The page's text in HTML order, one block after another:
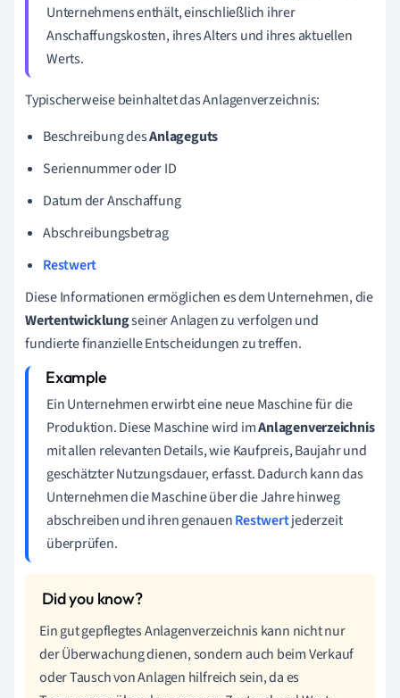
Unternehmens enthält, einschließlich ihrer
Anschaffungskosten, ihres Alters und ihres aktuellen
Werts.
Typischerweise beinhaltet das Anlagenverzeichnis:
Beschreibung desAnlageguts
Seriennummer oder ID
Datum der Anschaffung
Abschreibungsbetrag
Restwert
Diese Informationen ermöglichen es dem Unternehmen, die
Wertentwicklungseiner Anlagen zu verfolgen und
fundierte finanzielle Entscheidungen zu treffen.
Ein Unternehmen erwirbt eine neue Maschine für die
Produktion. Diese Maschine wird imAnlagenverzeichnis
mit allen relevanten Details, wie Kaufpreis, Baujahr und
geschätzter Nutzungsdauer, erfasst. Dadurch kann das
Unternehmen die Maschine über die Jahre hinweg
abschreiben und ihren genauenRestwertjederzeit
überprüfen.
Ein gut gepflegtes Anlagenverzeichnis kann nicht nur
der Überwachung dienen, sondern auch beim Verkauf
oder Tausch von Anlagen hilfreich sein, da es